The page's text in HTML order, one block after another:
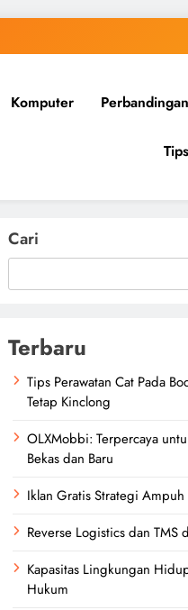
Komputer Perbandingan
Tips
Cari
Terbaru
Tips Perawatan Cat Pada
Tetap Kinclong
OLXMobbi: Terpercaya
Bekas dan Baru
Iklan Gratis Strategi
Reverse Logistics dan TMS
Kapasitas Lingkungan
Hukum